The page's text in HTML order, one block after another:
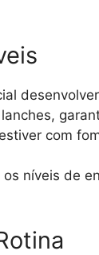
com
níveis de